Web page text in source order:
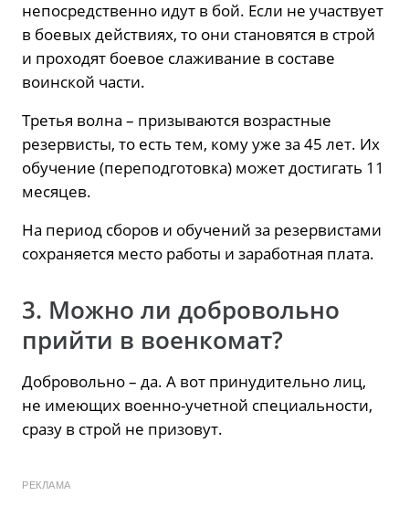
непосредственно идут в бой. Если не участвует
в боевых действиях, то они становятся в строй
и проходят боевое слаживание в составе
воинской части.
Третья волна – призываются возрастные
резервисты, то есть тем, кому уже за 45 лет. Их
обучение (переподготовка) может достигать 11
месяцев.
На период сборов и обучений за резервистами
сохраняется место работы и заработная плата.
3. Можно ли добровольно
прийти в военкомат?
Добровольно – да. А вот принудительно лиц,
не имеющих военно-учетной специальности,
сразу в строй не призовут.
РЕКЛАМА